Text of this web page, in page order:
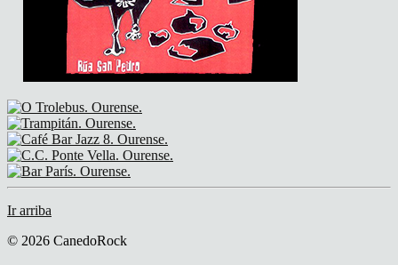
Ir arriba
© 2026 CanedoRock